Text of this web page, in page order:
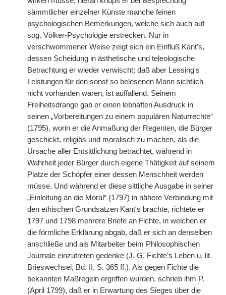
sämmtlicher einzelner Künste manche feinen
psychologischen Bemerkungen, welche sich auch auf
sog. Völker-Psychologie erstrecken. Nur in
verschwommener Weise zeigt sich ein Einfluß Kant's,
dessen Scheidung in ästhetische und teleologische
Betrachtung er wieder verwischt; daß aber Lessing's
Leistungen für den sonst so belesenen Mann sichtlich
nicht vorhanden waren, ist auffallend. Seinem
Freiheitsdrange gab er einen lebhaften Ausdruck in
seinen „Vorbereitungen zu einem populären Naturrechte“
(1795), worin er die Anmaßung der Regenten, die Bürger
geschickt, religiös und moralisch zu machen, als die
Ursache aller Entsittlichung betrachtet, während in
Wahrheit jeder Bürger durch eigene Thätigkeit auf seinem
Platze der Schöpfer einer dessen Menschheit werden
müsse. Und während er diese sittliche Ausgabe in seiner
„Einleitung an die Moral“ (1797) in nähere Verbindung mit
den ethischen Grundsätzen Kant's brachte, richtete er
1797 und 1798 mehrere Briefe an Fichte, in welchen er
die förmliche Erklärung abgab, daß er sich an denselben
anschließe und als Mitarbeiter beim Philosophischen
Journale einzutreten gedenke (J. G. Fichte's Leben u. lit.
Brieswechsel, Bd. II, S. 365 ff.). Als gegen Fichte die
bekannten Maßregeln ergriffen wurden, schrieb ihm P.
(April 1799), daß er in Erwartung des Sieges über die